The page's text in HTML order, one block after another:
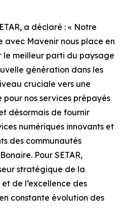
a déclaré : « Notre
Mavenir nous place en
le meilleur parti du paysage
génération dans les
cruciale vers une
nos services prépayés
désormais de fournir
numériques innovants et
des communautés
Pour SETAR,
stratégique de la
de l’excellence des
constante évolution des